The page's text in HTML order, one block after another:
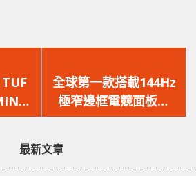
形象
一
篇
文
全球第一款搭載144Hz
極窄邊框電競面板的
15.6吋超輕薄電競筆電
最新文章